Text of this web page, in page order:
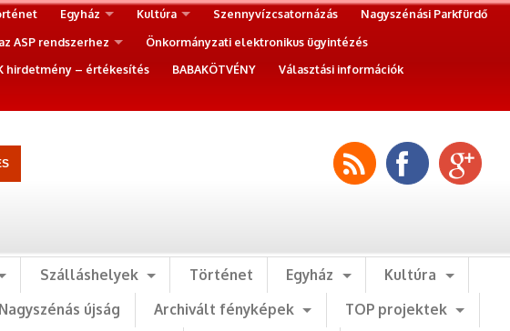
Egyház Kultúra Szennyvízcsatornázás
Nagyszénási Parkfürdő
ASP rendszerhez
Önkormányzati elektronikus ügyintézés
hirdetmény – értékesítés BABAKÖTVÉNY
Választási információk
Szálláshelyek Történet Egyház
Kultúra
Nagyszénás újság Archivált fényképek
TOP projektek